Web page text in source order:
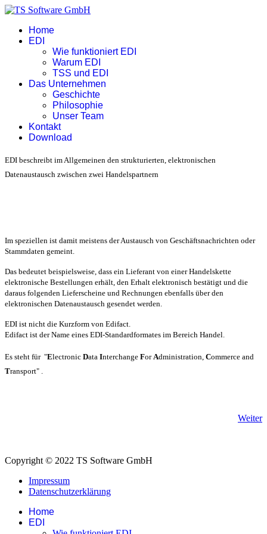
Home
EDI
Wie funktioniert EDI
Warum EDI
TSS und EDI
Das Unternehmen
Geschichte
Philosophie
Unser Team
Kontakt
Download
EDI beschreibt im Allgemeinen den strukturierten, elektronischen
Datenaustausch zwischen zwei Handelspartnern
Im speziellen ist damit meistens der Austausch von Geschäftsnachrichten oder
Stammdaten gemeint.
Das bedeutet beispielsweise, dass ein Lieferant von einer Handelskette
elektronische Bestellungen erhält, den Erhalt elektronisch bestätigt und die
daraus folgenden Lieferscheine und Rechnungen ebenfalls über den
elektronischen Datenaustausch gesendet werden.
EDI ist nicht die Kurzform von Edifact.
Edifact ist der Name eines EDI-Standardformates im Bereich Handel.
Es steht für "Electronic Data Interchange ForAdministration, Commerce and
Transport" .
Weiter
Copyright © 2022 TS Software GmbH
Impressum
Datenschutzerklärung
Home
EDI